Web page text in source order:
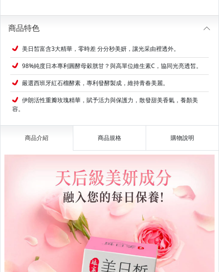
商品特色
美日皙富含3大精華，零時差 分分秒美妍，讓光采由裡透外。
98%純度日本專利圓酵母穀胱甘？與高單位維生素C，協同光亮透皙。
嚴選西班牙紅石榴酵素，專利發酵製成，維持青春美麗。
伊朗活性重瓣玫瑰精華，賦予活力與保護力，散發甜美香氣，養顏美
容。
商品介紹 商品規格 購物說明